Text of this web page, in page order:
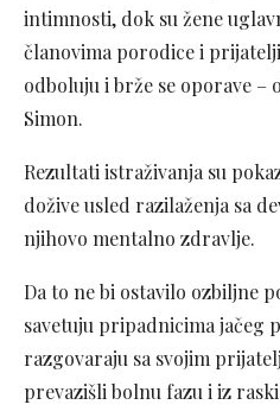
intimnosti, dok su žene
članovima porodice i
odboluju i brže se oporave –
Simon.
Rezultati istraživanja su
dožive usled razilaženja sa
njihovo mentalno zdravlje.
Da to ne bi ostavilo ozbiljne
savetuju pripadnicima jačeg
razgovaraju sa svojim
prevazišli bolnu fazu i iz